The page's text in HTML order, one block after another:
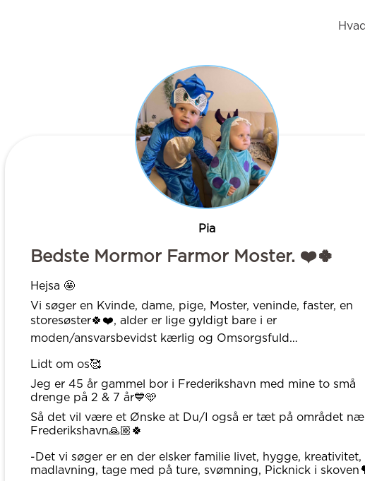
Pia
Bedste Mormor Farmor Moster. ❤️🍀
Hejsa 🤩
Vi søger en Kvinde, dame, pige, Moster, veninde, faster, en
storesøster🍀❤️, alder er lige gyldigt bare i er
moden/ansvarsbevidst kærlig og Omsorgsfuld…
Lidt om os🥰
Jeg er 45 år gammel bor i Frederikshavn med mine to små
drenge på 2 & 7 år💙🩵
Så det vil være et Ønske at Du/I også er tæt på området
Frederikshavn🙏🏼🍀
-Det vi søger er en der elsker familie livet, hygge, kreativitet,
madlavning, tage med på ture, svømning, Picknick i